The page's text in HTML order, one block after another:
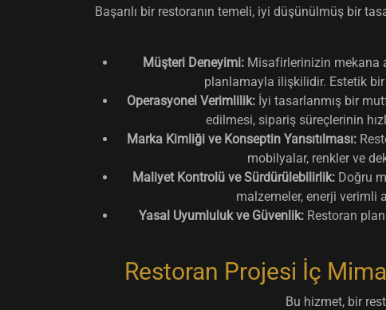
Başarılı bir restoranın temeli, iyi düşünülmüş bir
Müşteri Deneyimi:Misafirlerinizin mekana
planlamayla ilişkilidir. Estetik bir
Operasyonel Verimlilik: İyi tasarlanmış bir
edilmesi, sipariş süreçlerinin
Marka Kimliği ve Konseptin Yansıtılması:
mobilyalar, renkler ve
Maliyet Kontrolü ve Sürdürülebilirlik: Doğru
malzemeler, enerji verimli
Yasal Uyumluluk ve Güvenlik: Restoran
Restoran Projesi İç
Bu hizmet, bir